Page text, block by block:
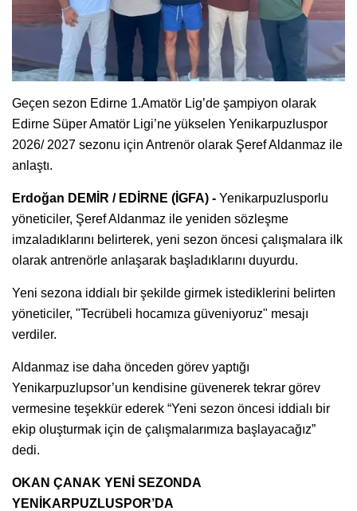
Geçen sezon Edirne 1.Amatör Lig’de şampiyon olarak
Edirne Süper Amatör Ligi’ne yükselen Yenikarpuzluspor
2026/ 2027 sezonu için Antrenör olarak Şeref Aldanmaz ile
anlaştı.
Erdoğan DEMİR / EDİRNE (İGFA) - Yenikarpuzlusporlu
yöneticiler, Şeref Aldanmaz ile yeniden sözleşme
imzaladıklarını belirterek, yeni sezon öncesi çalışmalara ilk
olarak antrenörle anlaşarak başladıklarını duyurdu.
Yeni sezona iddialı bir şekilde girmek istediklerini belirten
yöneticiler, "Tecrübeli hocamıza güveniyoruz" mesajı
verdiler.
Aldanmaz ise daha önceden görev yaptığı
Yenikarpuzlupsor’un kendisine güvenerek tekrar görev
vermesine teşekkür ederek “Yeni sezon öncesi iddialı bir
ekip oluşturmak için de çalışmalarımıza başlayacağız”
dedi.
OKAN ÇANAK YENİ SEZONDA
YENİKARPUZLUSPOR’DA